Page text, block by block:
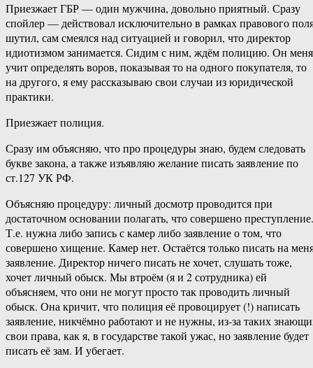
Приезжает ГБР — один мужчина, довольно приятный. Сразу
спойлер — действовал исключительно в рамках правового
шутил, сам смеялся над ситуацией и говорил, что директор
идиотизмом занимается. Сидим с ним, ждём полицию. Он меня
учит определять воров, показывая то на одного покупателя, то
на другого, я ему рассказываю свои случаи из юридической
практики.
Приезжает полиция.
Сразу им объясняю, что про процедуры знаю, будем следовать
букве закона, а также изъявляю желание писать заявление по
ст.127 УК РФ.
Объясняю процедуру: личный досмотр проводится при
достаточном основании полагать, что совершено преступление.
Т.е. нужна либо запись с камер либо заявление о том, что
совершено хищение. Камер нет. Остаётся только писать на
заявление. Директор ничего писать не хочет, слушать тоже,
хочет личный обыск. Мы втроём (я и 2 сотрудника) ей
объясняем, что они не могут просто так проводить личный
обыск. Она кричит, что полиция её провоцирует (!) написать
заявление, никчёмно работают и не нужны, из-за таких
свои права, как я, в государстве такой ужас, но заявление будет
писать её зам. И убегает.